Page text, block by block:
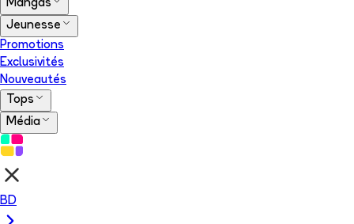
Mangas
Jeunesse
Promotions
Exclusivités
Nouveautés
Tops
Média
BD